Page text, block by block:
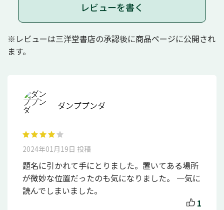
レビューを書く
※レビューは三洋堂書店の承認後に商品ページに公開され
ます。
ダンププンダ
2024年01月19日 投稿
題名に引かれて手にとりました。置いてある場所
が微妙な位置だったのも気になりました。 一気に
読んでしまいました。
1